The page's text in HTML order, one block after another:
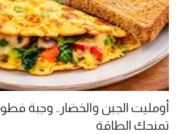
أومليت الجبن والخضار.. وجبة
تمنحك الطاقة